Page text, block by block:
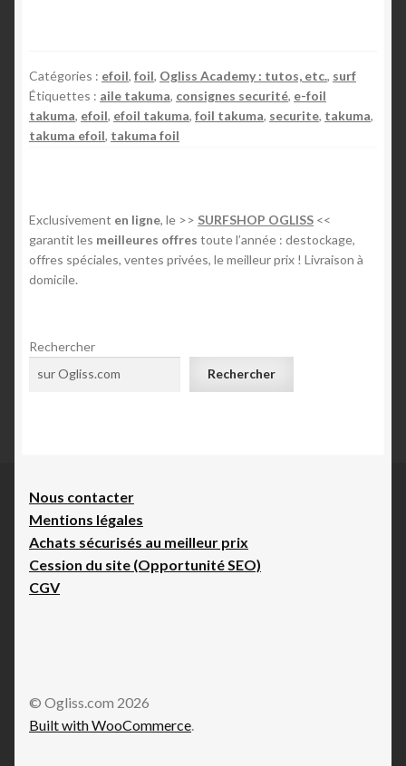
Catégories : efoil, foil, Ogliss Academy : tutos, etc., surf
Étiquettes : aile takuma, consignes securité, e-foil
takuma, efoil, efoil takuma, foil takuma, securite, takuma,
takuma efoil, takuma foil
Exclusivement en ligne, le >> SURFSHOP OGLISS <<
garantit les meilleures offres toute l’année : destockage,
offres spéciales, ventes privées, le meilleur prix ! Livraison à
domicile.
Rechercher
Rechercher
Nous contacter
Mentions légales
Achats sécurisés au meilleur prix
Cession du site (Opportunité SEO)
CGV
© Ogliss.com 2026
Built with WooCommerce